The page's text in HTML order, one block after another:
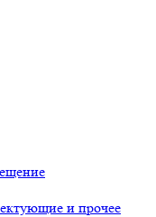
и прочее